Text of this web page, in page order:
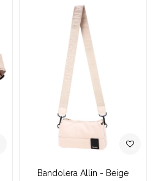
Bandolera Allin - Beige